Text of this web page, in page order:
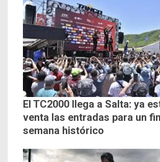
El TC2000 llega a Salta: ya
venta las entradas para un
semana histórico